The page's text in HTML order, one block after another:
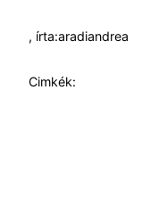
, írta:aradiandrea
Cimkék: